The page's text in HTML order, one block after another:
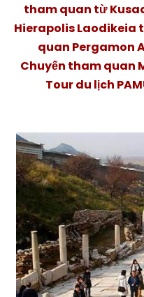
tham quan từ
Hierapolis Laodikeia
quan Pergamon
Chuyến tham quan
Tour du lịch